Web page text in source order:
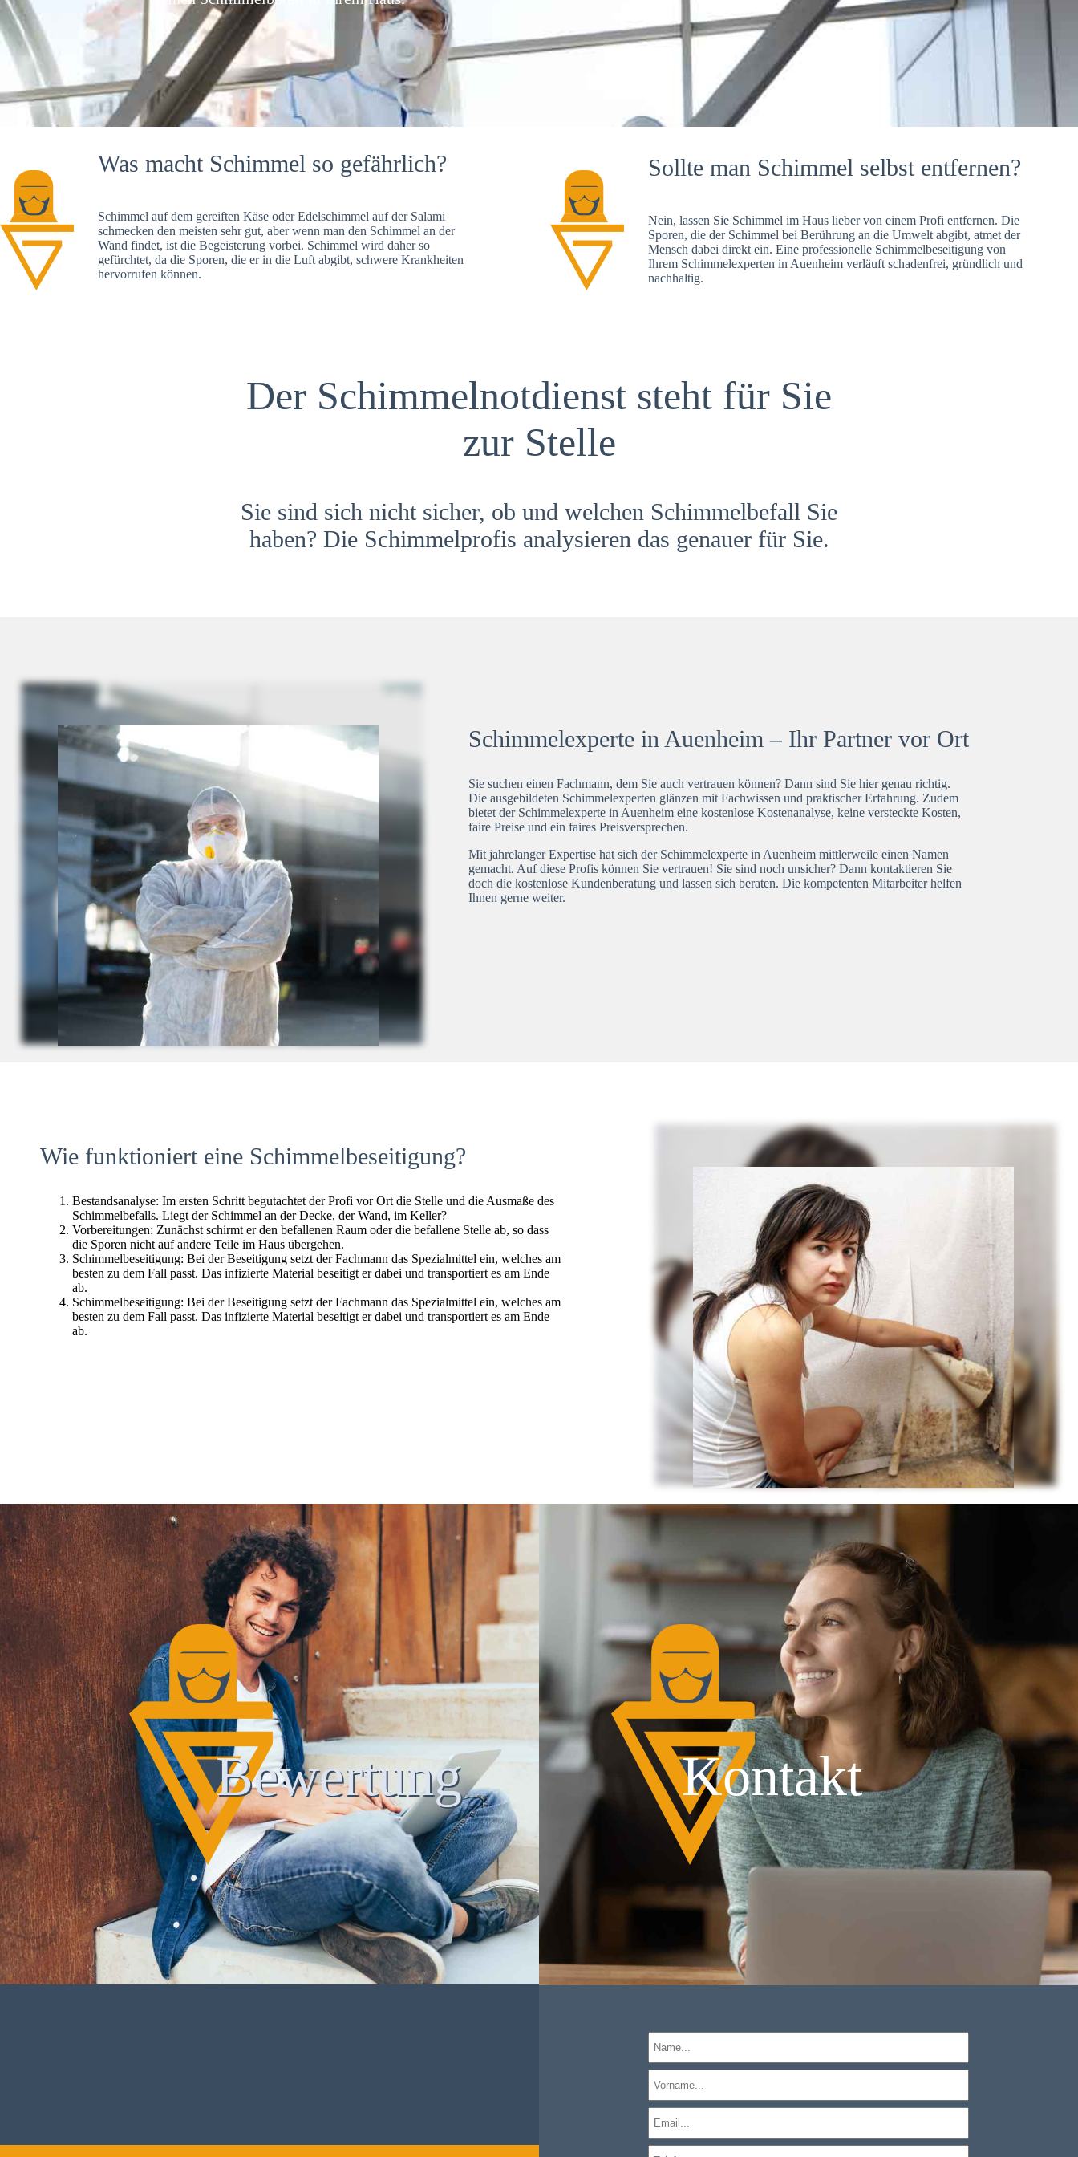
Was macht Schimmel so gefährlich?
Schimmel auf dem gereiften Käse oder Edelschimmel auf der Salami
schmecken den meisten sehr gut, aber wenn man den Schimmel an der
Wand findet, ist die Begeisterung vorbei. Schimmel wird daher so
gefürchtet, da die Sporen, die er in die Luft abgibt, schwere Krankheiten
hervorrufen können.
Sollte man Schimmel selbst entfernen?
Nein, lassen Sie Schimmel im Haus lieber von einem Profi entfernen. Die
Sporen, die der Schimmel bei Berührung an die Umwelt abgibt, atmet der
Mensch dabei direkt ein. Eine professionelle Schimmelbeseitigung von
Ihrem Schimmelexperten in Auenheim verläuft schadenfrei, gründlich und
nachhaltig.
Der Schimmelnotdienst steht für Sie
zur Stelle
Sie sind sich nicht sicher, ob und welchen Schimmelbefall Sie
haben? Die Schimmelprofis analysieren das genauer für Sie.
Schimmelexperte in Auenheim – Ihr Partner vor Ort
Sie suchen einen Fachmann, dem Sie auch vertrauen können? Dann sind Sie hier genau richtig.
Die ausgebildeten Schimmelexperten glänzen mit Fachwissen und praktischer Erfahrung. Zudem
bietet der Schimmelexperte in Auenheim eine kostenlose Kostenanalyse, keine versteckte Kosten,
faire Preise und ein faires Preisversprechen.
Mit jahrelanger Expertise hat sich der Schimmelexperte in Auenheim mittlerweile einen Namen
gemacht. Auf diese Profis können Sie vertrauen! Sie sind noch unsicher? Dann kontaktieren Sie
doch die kostenlose Kundenberatung und lassen sich beraten. Die kompetenten Mitarbeiter helfen
Ihnen gerne weiter.
Wie funktioniert eine Schimmelbeseitigung?
Bestandsanalyse: Im ersten Schritt begutachtet der Profi vor Ort die Stelle und die Ausmaße des
Schimmelbefalls. Liegt der Schimmel an der Decke, der Wand, im Keller?
Vorbereitungen: Zunächst schirmt er den befallenen Raum oder die befallene Stelle ab, so dass
die Sporen nicht auf andere Teile im Haus übergehen.
Schimmelbeseitigung: Bei der Beseitigung setzt der Fachmann das Spezialmittel ein, welches am
besten zu dem Fall passt. Das infizierte Material beseitigt er dabei und transportiert es am Ende
ab.
Schimmelbeseitigung: Bei der Beseitigung setzt der Fachmann das Spezialmittel ein, welches am
besten zu dem Fall passt. Das infizierte Material beseitigt er dabei und transportiert es am Ende
ab.
Bewertung Kontakt